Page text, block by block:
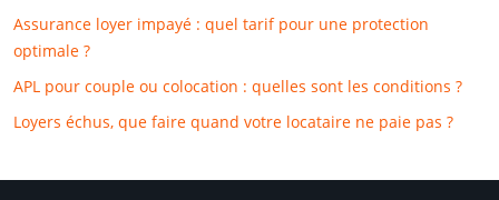
Assurance loyer impayé : quel tarif pour une protection
optimale ?
APL pour couple ou colocation : quelles sont les conditions ?
Loyers échus, que faire quand votre locataire ne paie pas ?